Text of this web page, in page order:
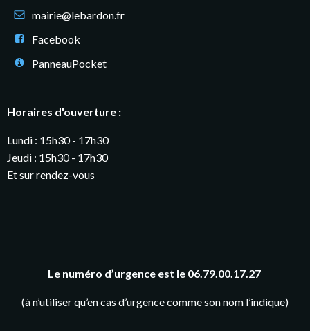
mairie@lebardon.fr
Facebook
PanneauPocket
Horaires d'ouverture :
Lundi : 15h30 - 17h30
Jeudi : 15h30 - 17h30
Et sur rendez-vous
Le numéro d’urgence est le 06.79.00.17.27
(à n’utiliser qu’en cas d’urgence comme son nom l’indique)